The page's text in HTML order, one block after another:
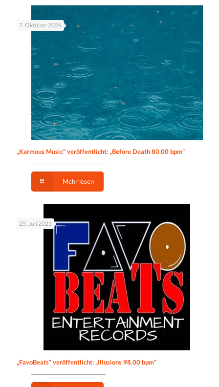
7. Oktober 2024
„Karmous Music“ veröffentlicht: „Before Death 80.00 bpm“
Mehr lesen
25. Juli 2023
„FavoBeats“ veröffentlicht: „Illusions 98.00 bpm“